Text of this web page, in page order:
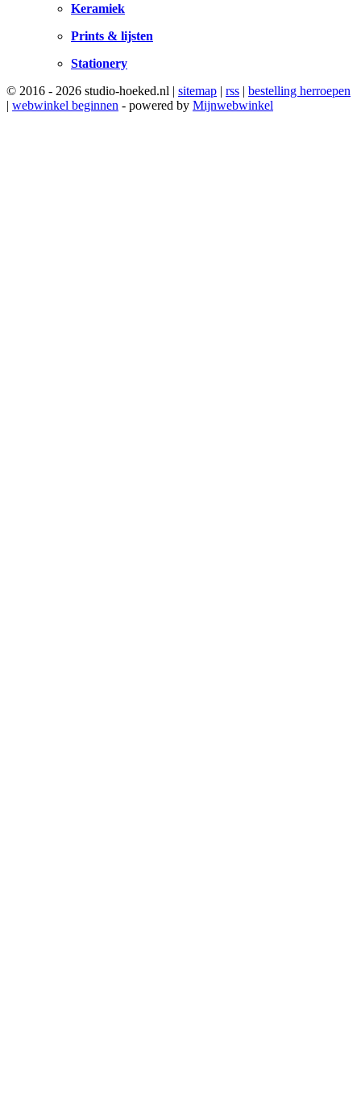
Keramiek
Prints & lijsten
Stationery
© 2016 - 2026 studio-hoeked.nl | sitemap | rss | bestelling herroepen
| webwinkel beginnen - powered by Mijnwebwinkel